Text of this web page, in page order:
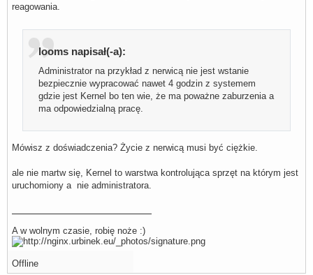
reagowania.
looms napisał(-a):
Administrator na przykład z nerwicą nie jest wstanie
bezpiecznie wypracować nawet 4 godzin z systemem
gdzie jest Kernel bo ten wie, że ma poważne zaburzenia a
ma odpowiedzialną pracę.
Mówisz z doświadczenia? Życie z nerwicą musi być ciężkie.
ale nie martw się, Kernel to warstwa kontrolująca sprzęt na którym jest
uruchomiony a nie administratora.
A w wolnym czasie, robię noże :)
Offline